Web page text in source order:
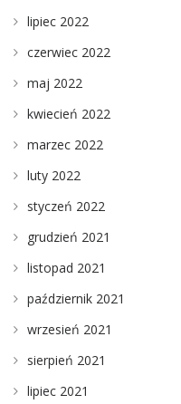
lipiec 2022
czerwiec 2022
maj 2022
kwiecień 2022
marzec 2022
luty 2022
styczeń 2022
grudzień 2021
listopad 2021
październik 2021
wrzesień 2021
sierpień 2021
lipiec 2021